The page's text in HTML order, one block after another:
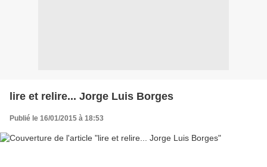
lire et relire... Jorge Luis Borges
Publié le 16/01/2015 à 18:53